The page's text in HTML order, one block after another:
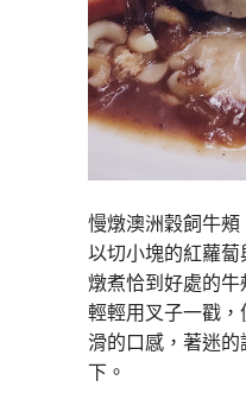
慢燉澳洲穀飼牛頰
以切小塊的紅蘿蔔
燉煮恰到好處的牛
輕輕用叉子一戳
滑的口感，著迷
下。